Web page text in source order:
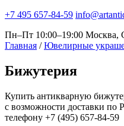
+7 495 657-84-59
Пн–Пт 10:00–19:00 Москва,
Главная / Ювелирные
Бижутерия
Купить антикварную
с возможности доставки
телефону +7 (495) 657-84-59